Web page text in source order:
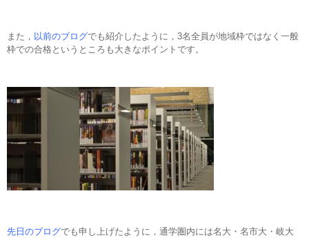
また， 以前のブログでも紹介したように，3名全員が地域枠ではなく一般
枠での合格というところも大きなポイントです。
先日のブログでも申し上げたように，通学圏内には名大・名市大・岐大